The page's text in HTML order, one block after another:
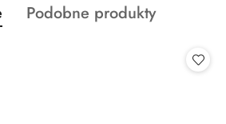
Produkty
Podobne produkty